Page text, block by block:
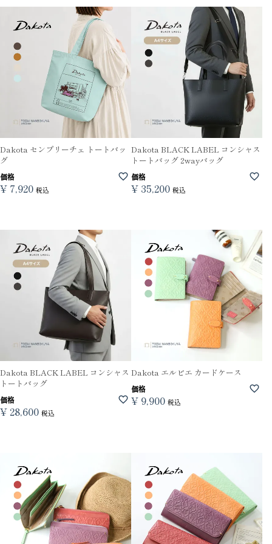
Dakota センプリーチェ トートバッ
グ
価格
¥ 7,920 税込
Dakota BLACK LABEL コンシャス
トートバッグ 2wayバッグ
価格
¥ 35,200 税込
Dakota BLACK LABEL コンシャス
トートバッグ
価格
¥28,600 税込
Dakota エルビエ カードケース
価格
¥ 9,900 税込